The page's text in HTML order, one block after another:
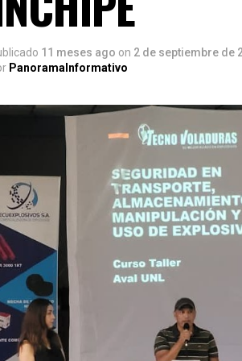
11 meses ago on 2 de septiembre de
PanoramaInformativo